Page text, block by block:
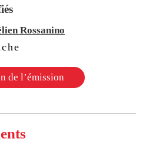
Rossanino
de l’émission